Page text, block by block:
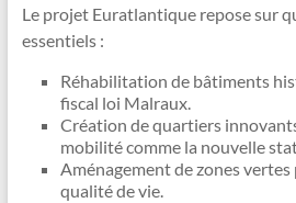
Le projet Euratlantique repose sur
essentiels :
Réhabilitation de bâtiments
fiscal loi Malraux.
Création de quartiers
mobilité comme la nouvelle
Aménagement de zones
qualité de vie.